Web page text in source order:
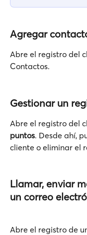
Agregar
Abre el registro del
Contactos.
Gestionar un
Abre el registro del
puntos. Desde ahí,
cliente o eliminar el
Llamar, enviar
un correo
Abre el registro de